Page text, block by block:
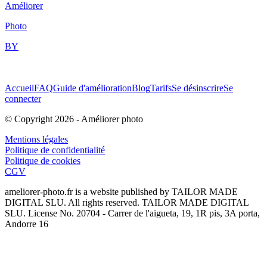
Améliorer
Photo
BY
AccueilFAQGuide d'améliorationBlogTarifsSe désinscrireSe
connecter
© Copyright 2026 - Améliorer photo
Mentions légales
Politique de confidentialité
Politique de cookies
CGV
ameliorer-photo.fris a website published by TAILOR MADE
DIGITAL SLU. All rights reserved. TAILOR MADE DIGITAL
SLU. License No. 20704 - Carrer de l'aigueta, 19, 1R pis, 3A porta,
Andorre 16